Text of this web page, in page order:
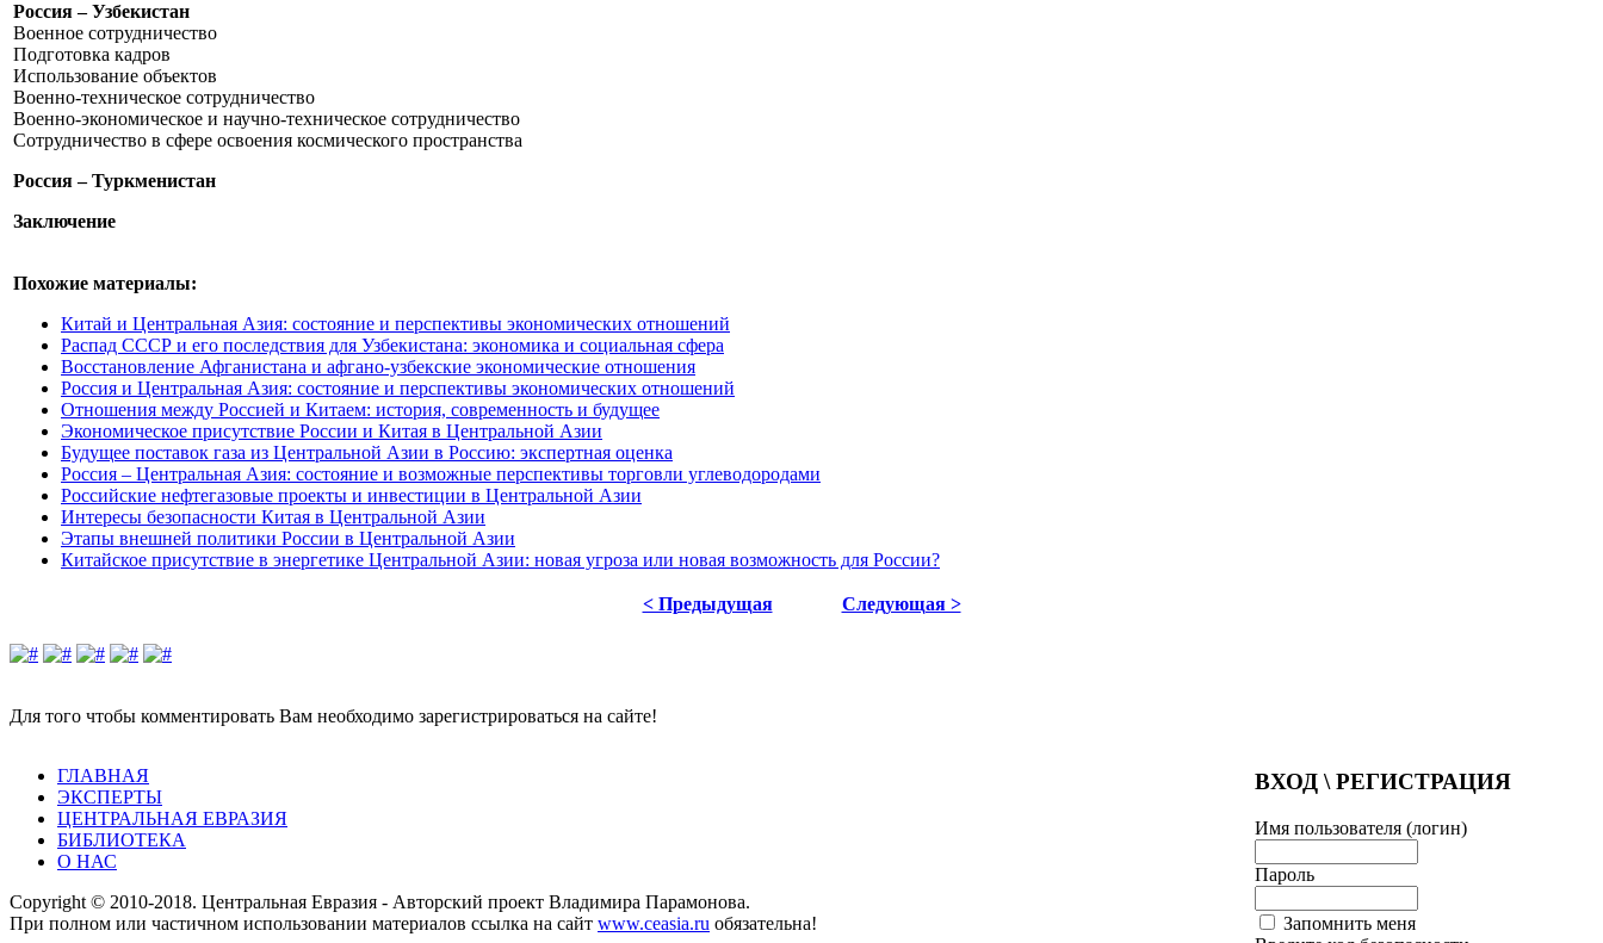
Россия – Узбекистан
Военное сотрудничество
Подготовка кадров
Использование объектов
Военно-техническое сотрудничество
Военно-экономическое и научно-техническое сотрудничество
Сотрудничество в сфере освоения космического пространства
Россия – Туркменистан
Заключение
Похожие материалы:
Китай и Центральная Азия: состояние и перспективы экономических отношений
Распад СССР и его последствия для Узбекистана: экономика и социальная сфера
Восстановление Афганистана и афгано-узбекские экономические отношения
Россия и Центральная Азия: состояние и перспективы экономических отношений
Отношения между Россией и Китаем: история, современность и будущее
Экономическое присутствие России и Китая в Центральной Азии
Будущее поставок газа из Центральной Азии в Россию: экспертная оценка
Россия – Центральная Азия: состояние и возможные перспективы торговли углеводородами
Российские нефтегазовые проекты и инвестиции в Центральной Азии
Интересы безопасности Китая в Центральной Азии
Этапы внешней политики России в Центральной Азии
Китайское присутствие в энергетике Центральной Азии: новая угроза или новая возможность для России?
< Предыдущая Следующая >
Для того чтобы комментировать Вам необходимо зарегистрироваться на сайте!
ВХОД \ РЕГИСТРАЦИЯ
Имя пользователя (логин)
Пароль
Запомнить меня
ГЛАВНАЯ
ЭКСПЕРТЫ
ЦЕНТРАЛЬНАЯ ЕВРАЗИЯ
БИБЛИОТЕКА
О НАС
Copyright © 2010-2018. Центральная Евразия - Авторский проект Владимира Парамонова.
При полном или частичном использовании материалов ссылка на сайт www.ceasia.ru обязательна!